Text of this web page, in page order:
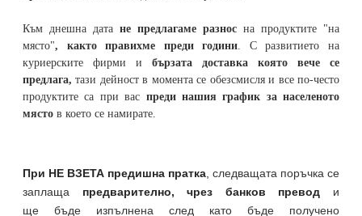
Към днешна дата не предлагаме разнос на продуктите "на
място", както правихме преди години. С развитието на
куриерските фирми и бързата доставка която вече се
предлага, тази дейност в момента се обезсмисля и все по-често
продуктите са при вас преди нашия график за населеното
място в което се намирате.
При НЕ ВЗЕТА предишна пратка, следващата поръчка се
заплаща предварително, чрез банков превод и
ще бъде изпълнена след като бъде получено